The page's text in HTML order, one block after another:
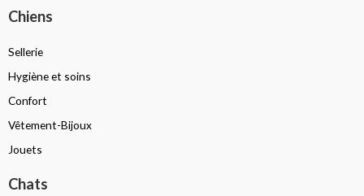
Chiens
Sellerie
Hygiène et soins
Confort
Vêtement-Bijoux
Jouets
Chats